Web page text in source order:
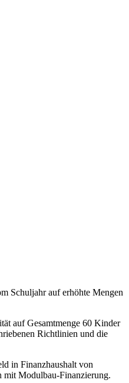
Schuljahr auf erhöhte Mengen
auf Gesamtmenge 60 Kinder
Richtlinien und die
in Finanzhaushalt von
mit Modulbau-Finanzierung.